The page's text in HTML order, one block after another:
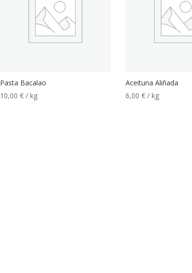
Pasta Bacalao
10,00 € / kg
Aceituna Aliñada
6,00€ / kg